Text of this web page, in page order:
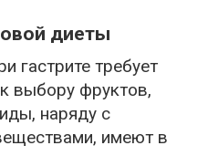
диеты
гастрите требует
выбору фруктов,
наряду с
имеют в